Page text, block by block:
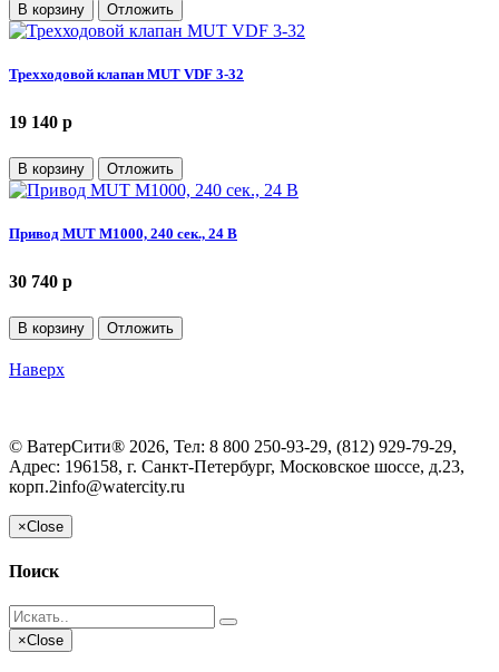
В корзину Отложить
Трехходовой клапан MUT VDF 3-32
19 140 p
В корзину Отложить
Привод MUT M1000, 240 сек., 24 В
30 740 p
В корзину Отложить
Наверх
© ВатерСити® 2026, Тел: 8 800 250-93-29, (812) 929-79-29,
Адрес: 196158, г. Санкт-Петербург, Московское шоссе, д.23,
корп.2info@watercity.ru
×Close
Поиск
×Close